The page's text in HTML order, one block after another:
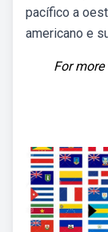
pacífico a
americano e
For